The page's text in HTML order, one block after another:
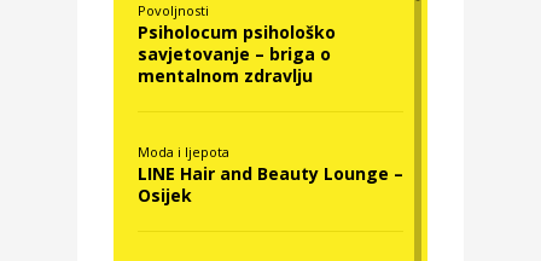
Povoljnosti
Psiholocum psihološko
savjetovanje – briga o
mentalnom zdravlju
Moda i ljepota
LINE Hair and Beauty Lounge –
Osijek